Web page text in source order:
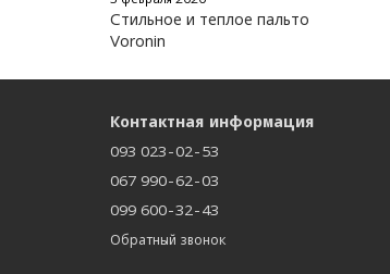
Стильное и теплое пальто
Voronin
Контактная информация
093 023-02-53
067 990-62-03
099 600-32-43
Обратный звонок